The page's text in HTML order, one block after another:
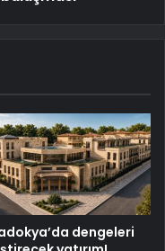
dengeleri